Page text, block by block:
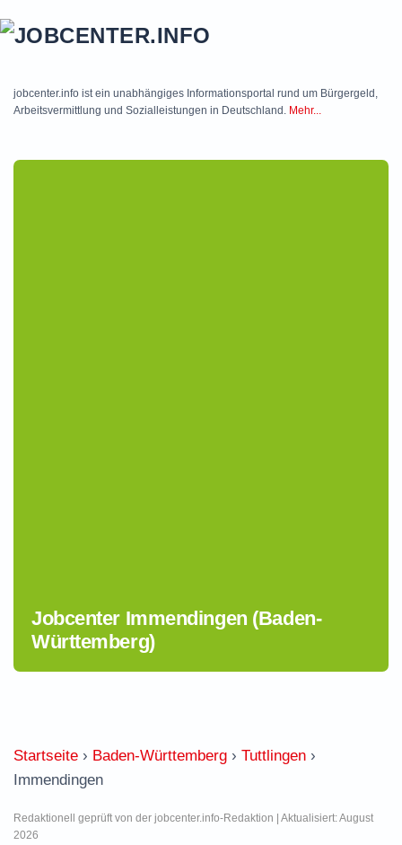
jobcenter.info ist ein unabhängiges Informationsportal rund um Bürgergeld,
Arbeitsvermittlung und Sozialleistungen in Deutschland. Mehr...
Jobcenter Immendingen (Baden-
Württemberg)
Startseite › Baden-Württemberg › Tuttlingen ›
Immendingen
Redaktionell geprüft von der jobcenter.info-Redaktion | Aktualisiert: August
2026